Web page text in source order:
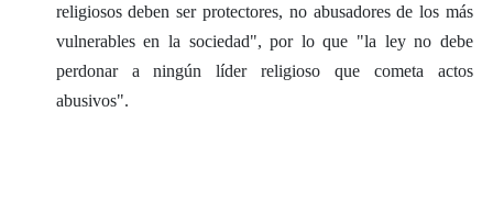
religiosos deben ser protectores, no abusadores de los más
vulnerables en la sociedad", por lo que "la ley no debe
perdonar a ningún líder religioso que cometa actos
abusivos".